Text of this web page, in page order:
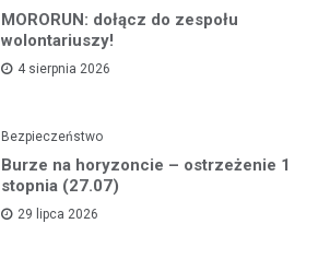
MORORUN: dołącz do zespołu
wolontariuszy!
4 sierpnia 2026
Bezpieczeństwo
Burze na horyzoncie – ostrzeżenie 1
stopnia (27.07)
29 lipca 2026